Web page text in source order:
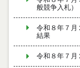
般競争入札）
令和８年７
結果
令和８年７